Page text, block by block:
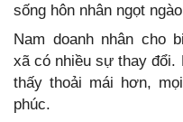
sống hôn nhân ngọt
Nam doanh nhân cho
xã có nhiều sự thay đổi.
thấy thoải mái hơn,
phúc.